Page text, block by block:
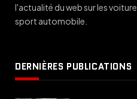
l'actualité du web sur les
sport automobile.
DERNIÈRES PUBLICATIONS